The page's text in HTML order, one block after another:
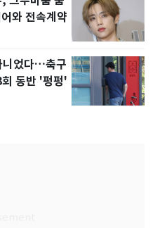
와 전속계약
니었다…축구
동반 '펑펑'